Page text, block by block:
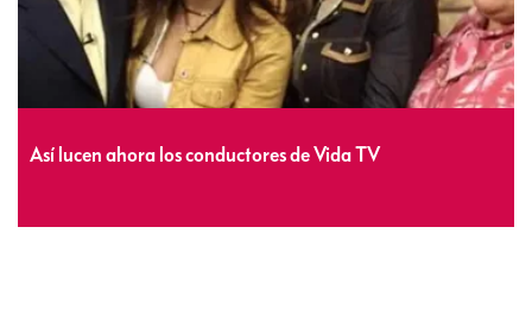
Así lucen ahora los conductores de Vida TV